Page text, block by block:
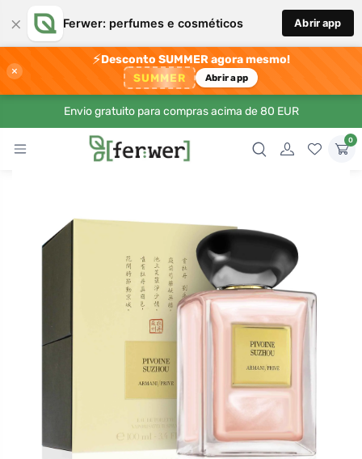
× Ferwer: perfumes e cosméticos Abrir app
×
⚡Desconto SUMMER agora mesmo!
SUMMER Abrir app
Envio gratuito para compras acima de 80 EUR
0